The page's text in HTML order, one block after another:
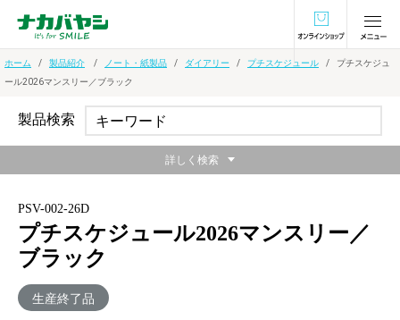
オンラインショ
ホーム 製品紹介 ノート・紙製品 ダイアリー プチスケジュール
プチスケジュ
ール2026マンスリー／ブラック
PSV-002-26D
プチスケジュール2026マンスリー／
ブラック
生産終了品
製品検索
詳しく検索